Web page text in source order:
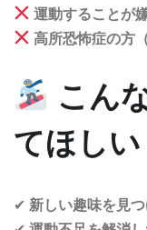
運動することが
高所恐怖症の方
こん
てほしい
✔ 新しい趣味を見